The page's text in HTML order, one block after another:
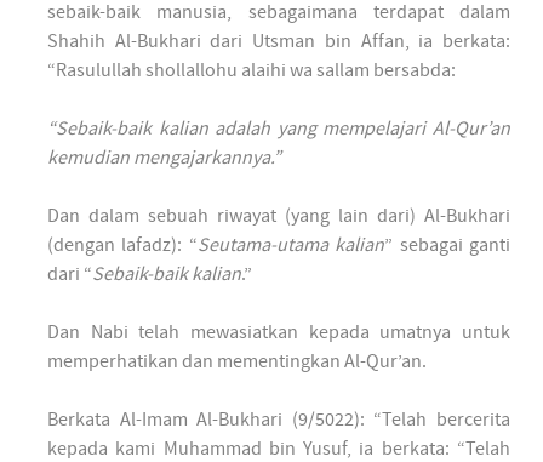
sebaik-baik manusia, sebagaimana terdapat dalam
Shahih Al-Bukhari dari Utsman bin Affan, ia berkata:
“Rasulullah shollallohu alaihi wa sallam bersabda:
“Sebaik-baik kalian adalah yang mempelajari Al-Qur’an
kemudian mengajarkannya.”
Dan dalam sebuah riwayat (yang lain dari) Al-Bukhari
(dengan lafadz): “Seutama-utama kalian” sebagai ganti
dari “Sebaik-baik kalian.”
Dan Nabi telah mewasiatkan kepada umatnya untuk
memperhatikan dan mementingkan Al-Qur’an.
Berkata Al-Imam Al-Bukhari (9/5022): “Telah bercerita
kepada kami Muhammad bin Yusuf, ia berkata: “Telah